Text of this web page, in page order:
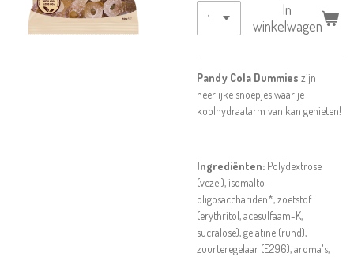
In
winkelwagen
Pandy Cola Dummies zijn
heerlijke snoepjes waar je
koolhydraatarm van kan genieten!
Ingrediënten: Polydextrose
(vezel), isomalto-
oligosacchariden*, zoetstof
(erythritol, acesulfaam-K,
sucralose), gelatine (rund),
zuurteregelaar (E296), aroma's,